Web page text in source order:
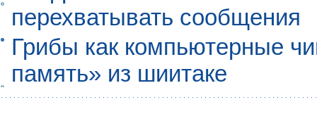
перехватывать сообщения
Грибы как компьютерные
память» из шиитаке